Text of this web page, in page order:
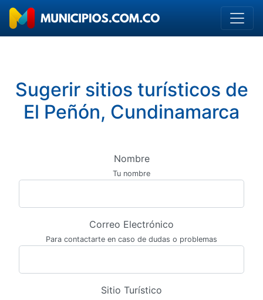
Sugerir sitios turísticos de
El Peñón, Cundinamarca
Nombre
Tu nombre
Correo Electrónico
Para contactarte en caso de dudas o problemas
Sitio Turístico